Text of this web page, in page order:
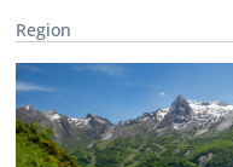
Region